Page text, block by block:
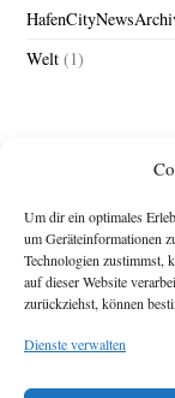
Um dir ein optimales
um Geräteinformationen
Technologien zustimmst,
auf dieser Website
zurückziehst, können
Dienste verwalten
Welt (1)